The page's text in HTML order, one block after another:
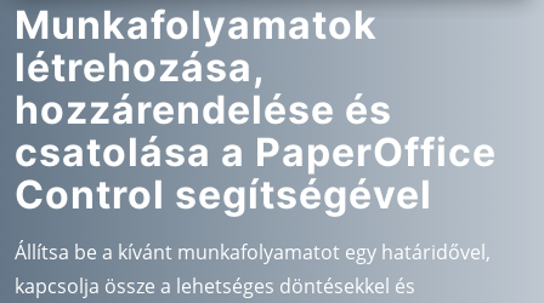
Munkafolyamatok
létrehozása,
hozzárendelése és
csatolása a PaperOffice
Control segítségével
Állítsa be a kívánt munkafolyamatot egy határidővel,
kapcsolja össze a lehetséges döntésekkel és